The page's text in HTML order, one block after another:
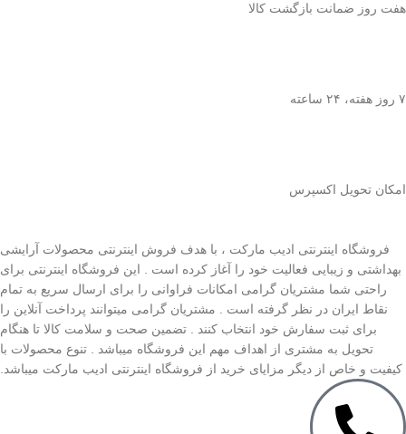
هفت روز ضمانت بازگشت کالا
۷ روز ﻫﻔﺘﻪ، ۲۴ ﺳﺎﻋﺘﻪ
اﻣﮑﺎن ﺗﺤﻮﯾﻞ اﮐﺴﭙﺮس
فروشگاه اینترنتی ادیب مارکت ، با هدف فروش اینترنتی محصولات آرایشی
بهداشتی و زیبایی فعالیت خود را آغاز کرده است . این فروشگاه اینترنتی برای
راحتی شما مشتریان گرامی امکانات فراوانی را برای ارسال سریع به تمام
نقاط ایران در نظر گرفته است . مشتریان گرامی میتوانند پرداخت آنلاین را
برای ثبت سفارش خود انتخاب کنند . تضمین صحت و سلامت کالا تا هنگام
تحویل به مشتری از اهداف مهم این فروشگاه میباشد . تنوع محصولات با
کیفیت و خاص از دیگر مزایای خرید از فروشگاه اینترنتی ادیب مارکت میباشد.